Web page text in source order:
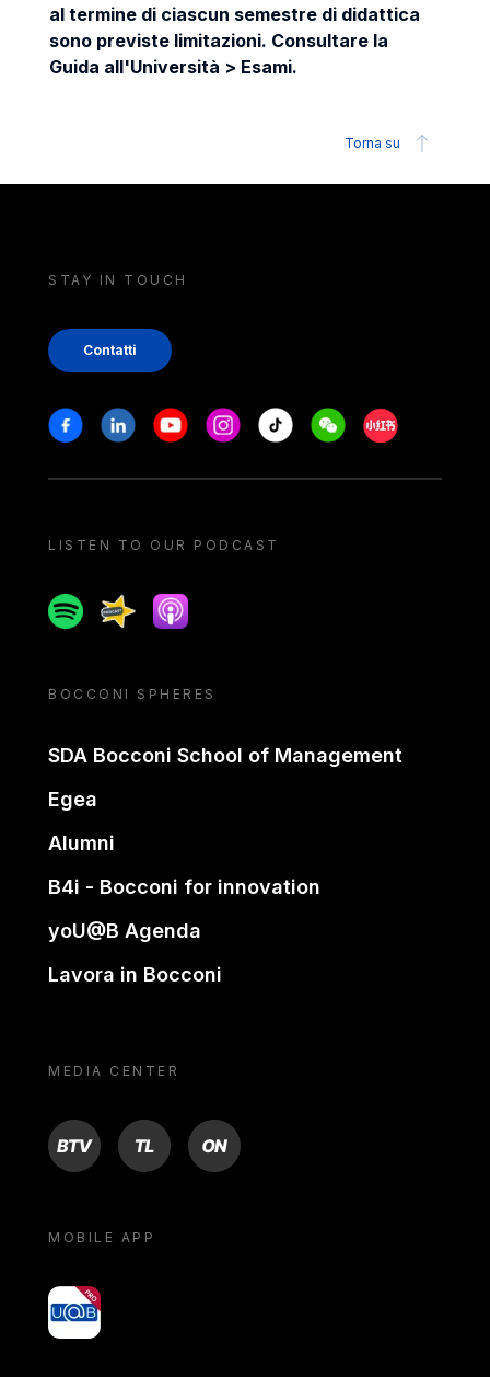
al termine di ciascun semestre di didattica
sono previste limitazioni. Consultare la
Guida all'Università > Esami.
Torna su
STAY IN TOUCH
Contatti
Stay in touch
FacebookLinkedinYoutubeInstagram
Tiktok WeechatXiaohongshu/
LISTEN TO OUR PODCAST
SpotifySpreakerApple podcast
BOCCONI SPHERES
SDA Bocconi School of Management
Egea
Alumni
B4i - Bocconi for innovation
yoU@B Agenda
Lavora in Bocconi
MEDIA CENTER
BTV TL ON
MOBILE APP
yoU@B